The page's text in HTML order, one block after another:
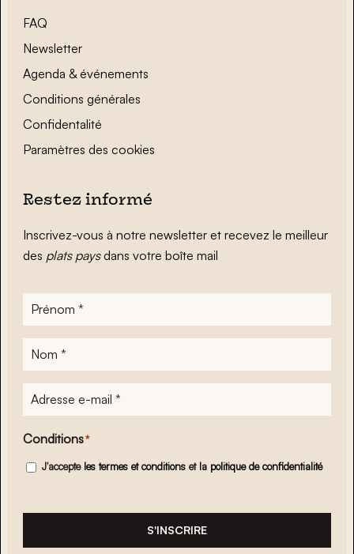
FAQ
Newsletter
Agenda & événements
Conditions générales
Confidentalité
Paramètres des cookies
Restez informé
Inscrivez-vous à notre newsletter et recevez le meilleur
des plats paysdans votre boîte mail
Prénom
Nom
Adresse
e-
mail*
Conditions*
J'accepte les termes et conditions et la politique de confidentialité
S'INSCRIRE